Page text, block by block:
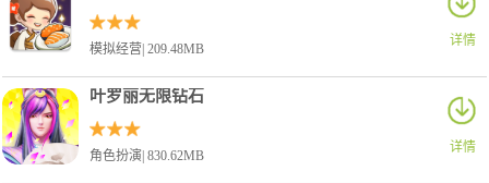
详情
模拟经营| 209.48MB
详情
叶罗丽无限钻石
角色扮演| 830.62MB